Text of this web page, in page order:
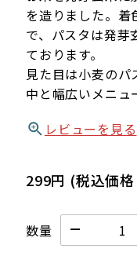
を造りました。着
で、パスタは発芽
ております。
見た目は小麦のパ
中と幅広いメニュ
レビューを見る
299円 (税込価格
数量